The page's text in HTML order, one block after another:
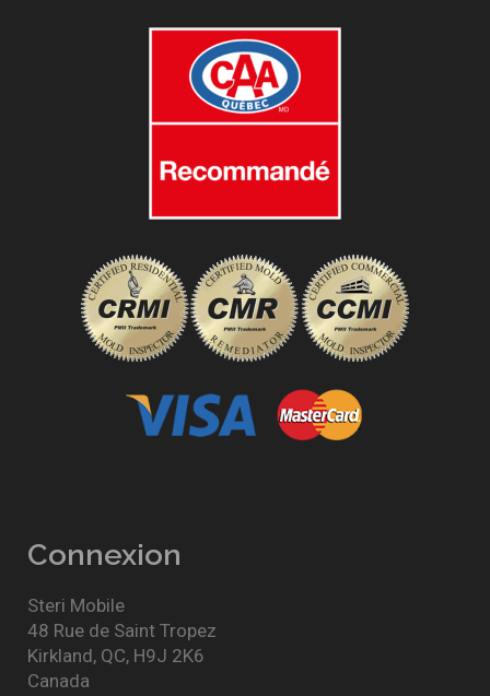
Connexion
Steri Mobile
48 Rue de Saint Tropez
Kirkland, QC, H9J 2K6
Canada